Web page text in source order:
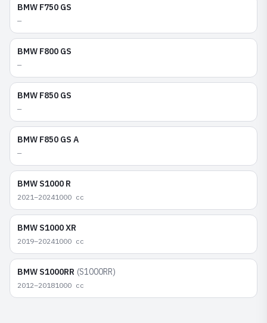
BMWF750 GS
—
BMWF800 GS
—
BMWF850 GS
—
BMWF850 GS A
—
BMWS1000 R
2021–20241000 cc
BMWS1000 XR
2019–20241000 cc
BMWS1000RR (S1000RR)
2012–20181000 cc